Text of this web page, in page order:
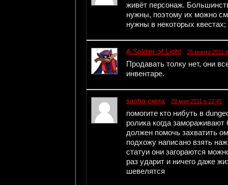
живёт персонаж.
нужны, поэтому их можно
нужны в некоторых
A.Soldier of Light 25 марта 2011
Продавать толку нет, они
инвентаре.
sasha скега 29 мая 2011 в 22:45
помогите кто нибуть в
ролика когда замораживают
должен помочь захватить
подхожу написано взять
статуи они загораются
раз ударит и ничего даже
шевелятся